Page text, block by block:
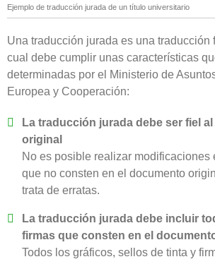
Ejemplo de traducción jurada de un título universitario
Una traducción jurada es una traducción
cual debe cumplir unas características
determinadas por el Ministerio de
Europea y Cooperación:
La traducción jurada debe ser fiel
original
No es posible realizar modificaciones
que no consten en el documento
trata de erratas.
La traducción jurada debe incluir
firmas que consten en el
Todos los gráficos, sellos de tinta y